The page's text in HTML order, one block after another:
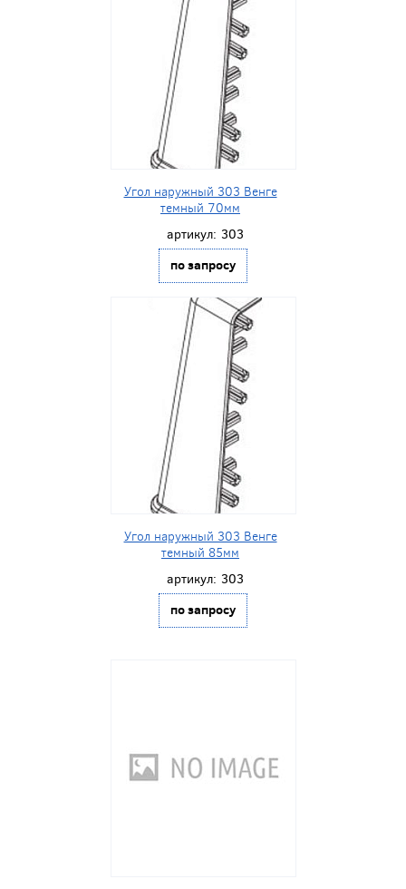
Угол наружный 303 Венге
темный 70мм
артикул: 303
по запросу
Угол наружный 303 Венге
темный 85мм
артикул: 303
по запросу